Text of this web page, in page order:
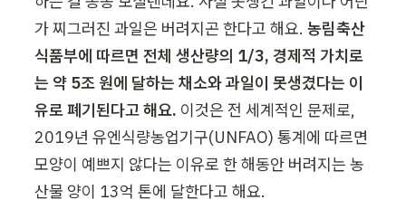
가 찌그러진 과일은 버려지곤 한다고 해요. 농림축산
식품부에 따르면 전체 생산량의 1/3, 경제적 가치로
는 약 5조 원에 달하는 채소와 과일이 못생겼다는 이
유로 폐기된다고 해요. 이것은 전 세계적인 문제로,
2019년 유엔식량농업기구(UNFAO) 통계에 따르면
모양이 예쁘지 않다는 이유로 한 해동안 버려지는 농
산물 양이 13억 톤에 달한다고 해요.